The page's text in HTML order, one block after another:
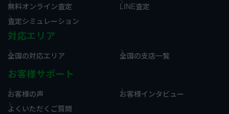
無料オンライン査定
LINE査定
査定シミュレーション
対応エリア
全国の対応エリア 全国の支店一覧
お客様サポート
お客様の声
お客様インタビュー
よくいただくご質問